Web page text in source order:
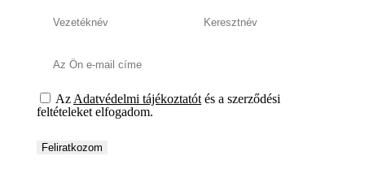
Az Adatvédelmi tájékoztatót és a szerződési
feltételeket elfogadom.